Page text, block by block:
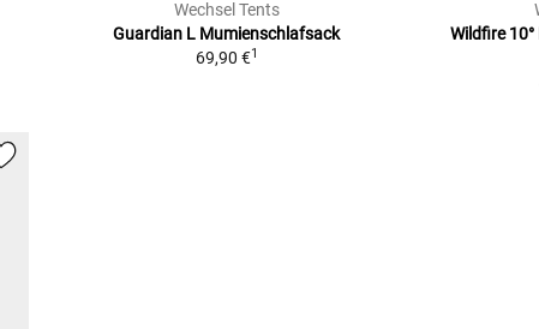
Wechsel Tents
Guardian L Mumienschlafsack
69,90 €1
Wildfire